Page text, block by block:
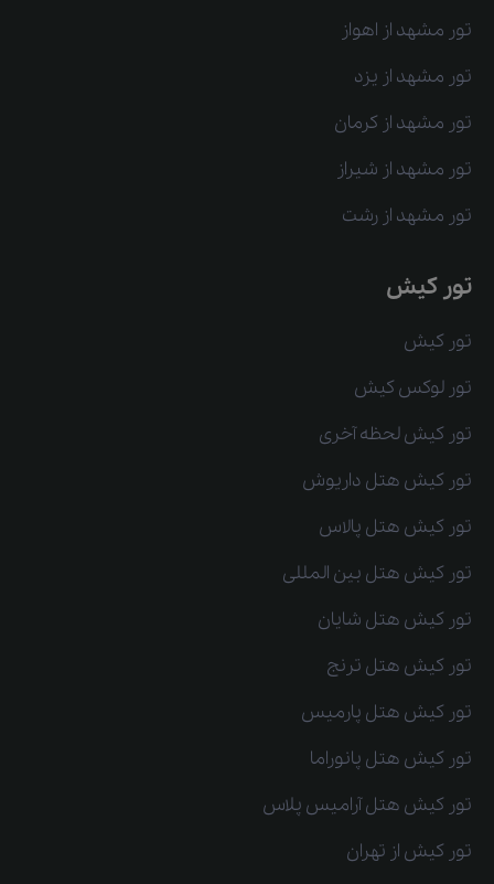
تور مشهد از اهواز
تور مشهد از یزد
تور مشهد از کرمان
تور مشهد از شیراز
تور مشهد از رشت
تور کیش
تور کیش
تور لوکس کیش
تور کیش لحظه آخری
تور کیش هتل داریوش
تور کیش هتل پالاس
تور کیش هتل بین المللی
تور کیش هتل شایان
تور کیش هتل ترنج
تور کیش هتل پارمیس
تور کیش هتل پانوراما
تور کیش هتل آرامیس پلاس
تور کیش از تهران